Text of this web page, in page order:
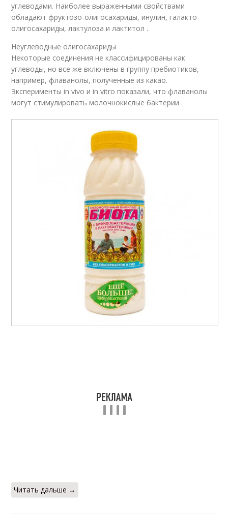
углеводами. Наиболее выраженными свойствами
обладают фруктозо-олигосахариды, инулин, галакто-
олигосахариды, лактулоза и лактитол .
Неуглеводные олигосахариды
Некоторые соединения не классифицированы как
углеводы, но все же включены в группу пребиотиков,
например, флаванолы, полученные из какао.
Эксперименты in vivo и in vitro показали, что флаванолы
могут стимулировать молочнокислые бактерии .
Читать дальше →